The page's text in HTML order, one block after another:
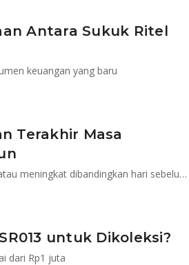
Antara Sukuk Ritel
keuangan yang baru
Terakhir Masa
Rata-rata penjualan per hari sekitar Rp430,2 miliar, atau meningkat dibandingkan hari sebelumnya Rp382,6 miliar
untuk Dikoleksi?
dari Rp1 juta